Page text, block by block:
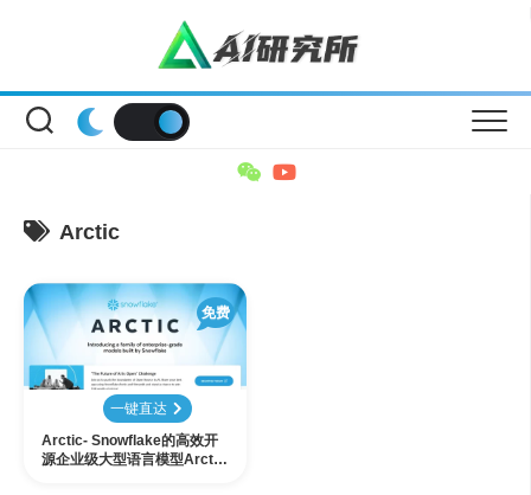
Arctic
免费
一键直达
Arctic- Snowflake的高效开
源企业级大型语言模型Arctic